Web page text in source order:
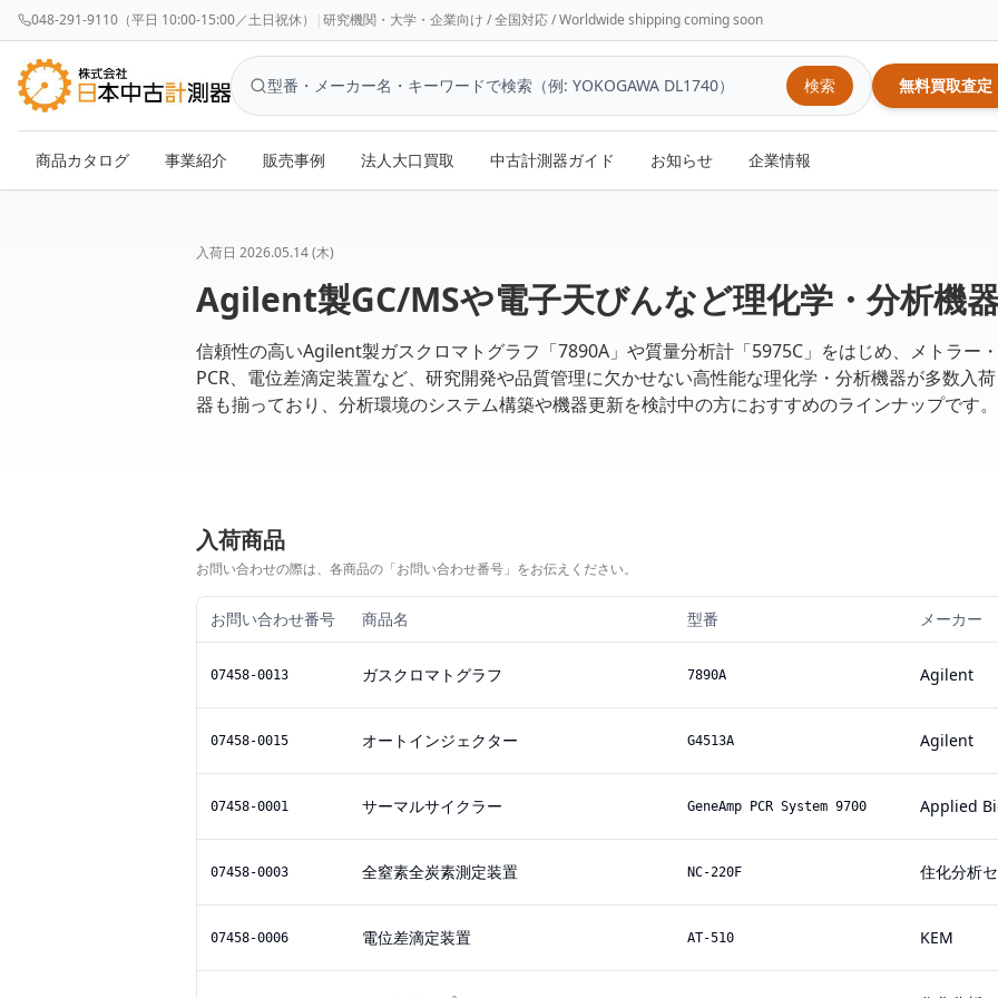
048-291-9110（平日 10:00-15:00／土日祝休） |研究機関・大学・企業向け / 全国対応 / Worldwide shipping coming soon
検索 無料買取査定
商品カタログ 事業紹介 販売事例 法人大口買取 中古計測器ガイド お知らせ 企業情報
入荷日 2026.05.14 (木)
Agilent製GC/MSや電子天びんなど理化学・分析機
信頼性の高いAgilent製ガスクロマトグラフ「7890A」や質量分析計「5975C」をはじめ、メトラー
PCR、電位差滴定装置など、研究開発や品質管理に欠かせない高性能な理化学・分析機器が多数入
器も揃っており、分析環境のシステム構築や機器更新を検討中の方におすすめのラインナップです
入荷商品
お問い合わせの際は、各商品の「お問い合わせ番号」をお伝えください。
お問い合わせ番号 商品名 型番 メーカー
07458-0013 ガスクロマトグラフ 7890A Agilent
07458-0015 オートインジェクター G4513A Agilent
07458-0001 サーマルサイクラー GeneAmp PCR System 9700 Applied
07458-0003 全窒素全炭素測定装置 NC-220F 住化分析
07458-0006 電位差滴定装置 AT-510 KEM